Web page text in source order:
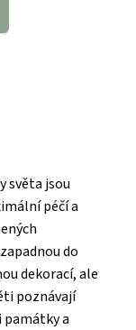
světa jsou
péčí a
do
dekorací, ale
poznávají
památky a